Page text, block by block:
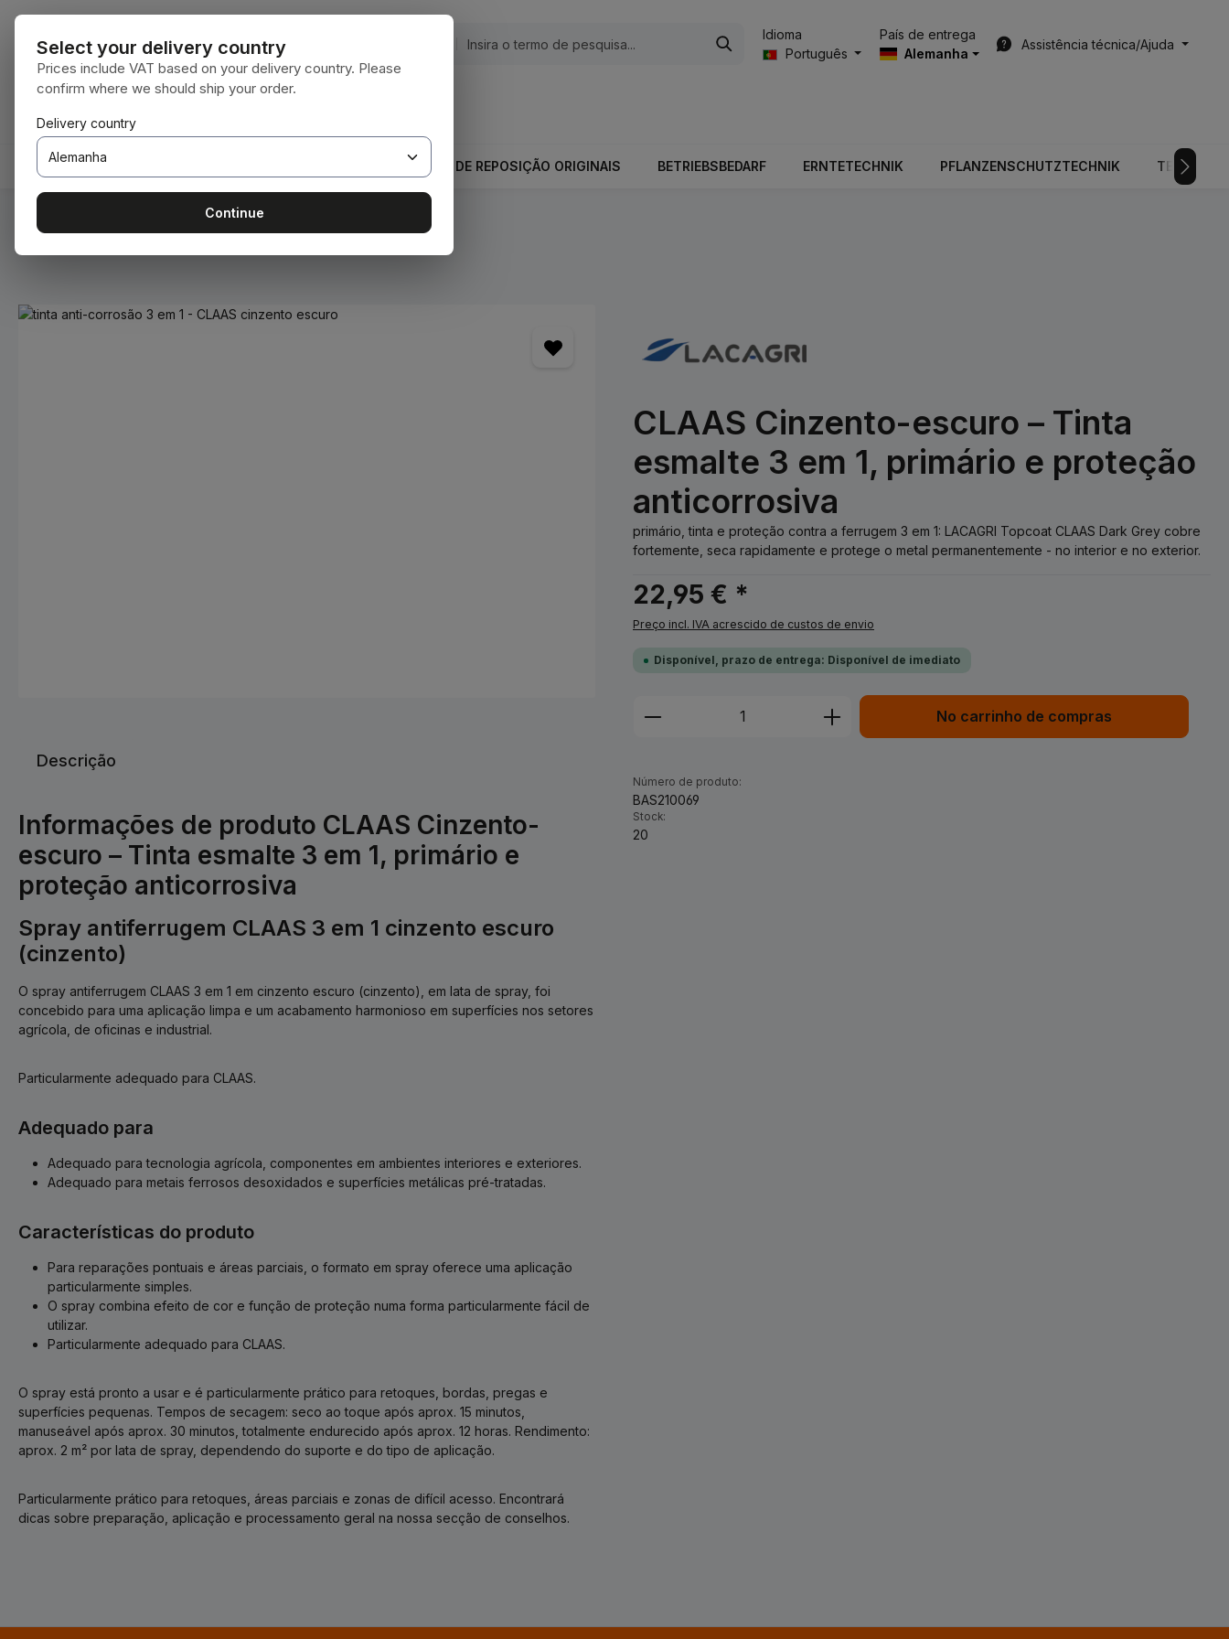
o conteúdo principal
Saltar para a pesquisa
Saltar para a navegação principal
Idioma
Português
País de entrega
Alemanha
Assistência técnica/Ajuda
HOME PEÇAS DE REPOSIÇÃO ORIGINAIS BETRIEBSBEDARF ERNTETECHNIK PFLANZENSCHUTZTECHNIK
Você está aqui:
Ignorar galeria de imagens
CLAAS Cinzento-escuro – Tinta
esmalte 3 em 1, primário e proteção
anticorrosiva
primário, tinta e proteção contra a ferrugem 3 em 1: LACAGRI Topcoat CLAAS Dark Grey cobre
fortemente, seca rapidamente e protege o metal permanentemente - no interior e no exterior.
22,95 € *
Preço incl. IVA acrescido de custos de envio
Disponível, prazo de entrega: Disponível de imediato
Quantidade do Produto: Insira a quantidade desejada
No carrinho de compras
Número de produto:
BAS210069
Stock:
20
Descrição
Informações de produto CLAAS Cinzento-
escuro – Tinta esmalte 3 em 1, primário e
proteção anticorrosiva
Spray antiferrugem CLAAS 3 em 1 cinzento escuro
(cinzento)
O spray antiferrugem CLAAS 3 em 1 em cinzento escuro (cinzento), em lata de spray, foi
concebido para uma aplicação limpa e um acabamento harmonioso em superfícies nos setores
agrícola, de oficinas e industrial.
Particularmente adequado para CLAAS.
Adequado para
Adequado para tecnologia agrícola, componentes em ambientes interiores e exteriores.
Adequado para metais ferrosos desoxidados e superfícies metálicas pré-tratadas.
Características do produto
Para reparações pontuais e áreas parciais, o formato em spray oferece uma aplicação
particularmente simples.
O spray combina efeito de cor e função de proteção numa forma particularmente fácil de
utilizar.
Particularmente adequado para CLAAS.
O spray está pronto a usar e é particularmente prático para retoques, bordas, pregas e
superfícies pequenas. Tempos de secagem: seco ao toque após aprox. 15 minutos,
manuseável após aprox. 30 minutos, totalmente endurecido após aprox. 12 horas. Rendimento:
aprox. 2 m² por lata de spray, dependendo do suporte e do tipo de aplicação.
Particularmente prático para retoques, áreas parciais e zonas de difícil acesso. Encontrará
dicas sobre preparação, aplicação e processamento geral na nossa secção de conselhos.
Select your delivery country
Prices include VAT based on your delivery country. Please
confirm where we should ship your order.
Delivery country
Continue